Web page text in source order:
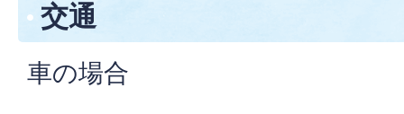
交通
車の場合